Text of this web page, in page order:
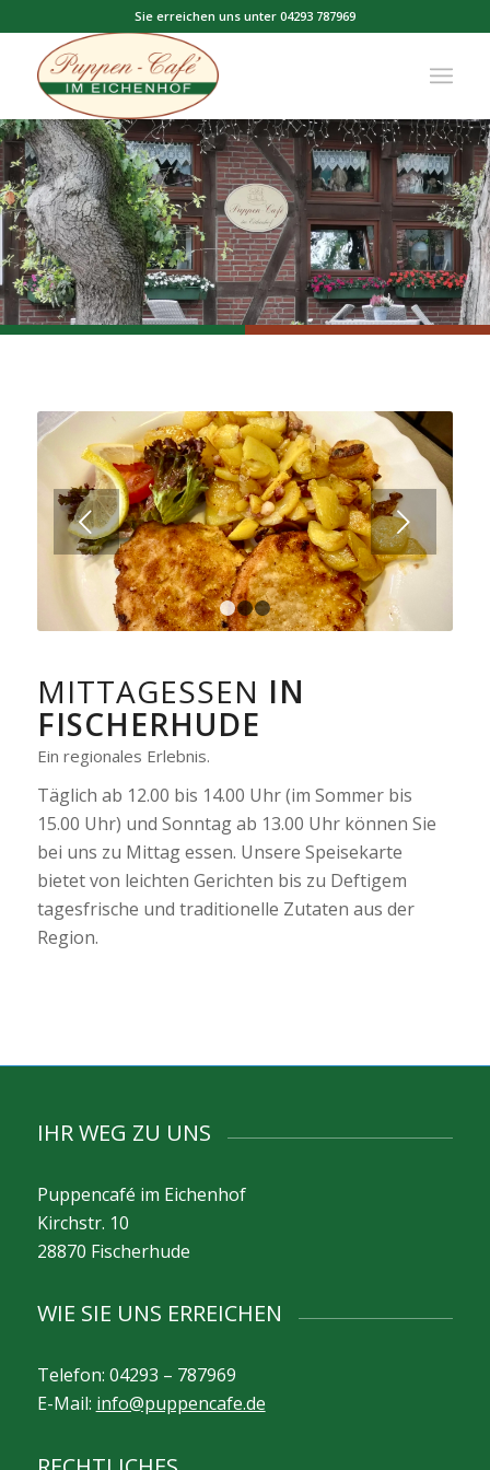
Sie erreichen uns unter 04293 787969
Weiter
1 2 3
MITTAGESSEN IN
FISCHERHUDE
Ein regionales Erlebnis.
Täglich ab 12.00 bis 14.00 Uhr (im Sommer bis
15.00 Uhr) und Sonntag ab 13.00 Uhr können Sie
bei uns zu Mittag essen. Unsere Speisekarte
bietet von leichten Gerichten bis zu Deftigem
tagesfrische und traditionelle Zutaten aus der
Region.
IHR WEG ZU UNS
Puppencafé im Eichenhof
Kirchstr. 10
28870 Fischerhude
WIE SIE UNS ERREICHEN
Telefon: 04293 – 787969
E-Mail: info@puppencafe.de